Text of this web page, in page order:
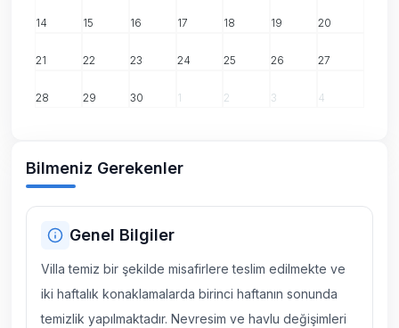
14 15 16 17 18 19 20
21 22 23 24 25 26 27
28 29 30 1 2 3 4
Bilmeniz Gerekenler
Genel Bilgiler
Villa temiz bir şekilde misafirlere teslim edilmekte ve
iki haftalık konaklamalarda birinci haftanın sonunda
temizlik yapılmaktadır. Nevresim ve havlu değişimleri